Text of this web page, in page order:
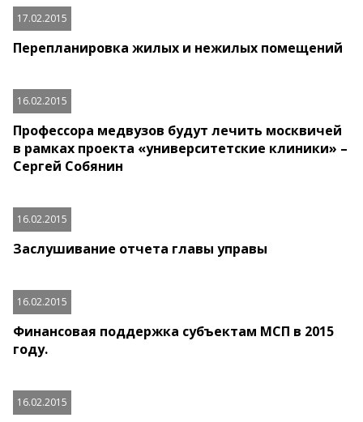
17.02.2015
Перепланировка жилых и нежилых помещений
16.02.2015
Профессора медвузов будут лечить москвичей
в рамках проекта «университетские клиники» –
Сергей Собянин
16.02.2015
Заслушивание отчета главы управы
16.02.2015
Финансовая поддержка субъектам МСП в 2015
году.
16.02.2015